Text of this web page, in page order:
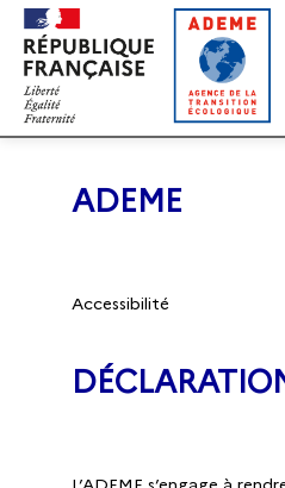
ADEME
Accessibilité
L’ADEME s’engage à
Gestion des cookies